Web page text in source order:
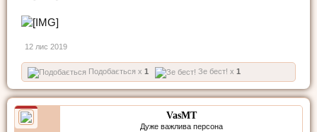
12 лис 2019
Подобається x 1 Зе бест! x 1
VasMT
Дуже важлива персона